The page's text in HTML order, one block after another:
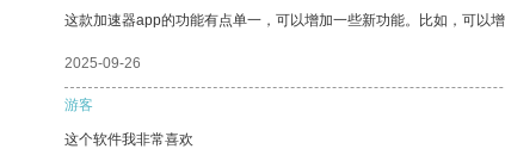
这款加速器app的功能有点单一，可以增加一些新功能。比如，可以
2025-09-26
游客
这个软件我非常喜欢